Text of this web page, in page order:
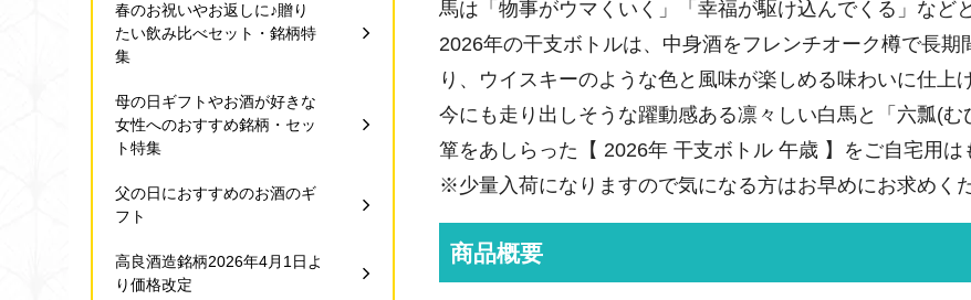
馬は「物事がウマくいく」「幸福が駆け込んでくる」など
2026年の干支ボトルは、中身酒をフレンチオーク樽で長
り、ウイスキーのような色と風味が楽しめる味わいに仕上
今にも走り出しそうな躍動感ある凛々しい白馬と「六瓢(
箪をあしらった【 2026年 干支ボトル 午歳 】をご自宅用は
※少量入荷になりますので気になる方はお早めにお求めくだ
商品概要
春のお祝いやお返しに♪贈り
たい飲み比べセット・銘柄特
集
母の日ギフトやお酒が好きな
女性へのおすすめ銘柄・セッ
ト特集
父の日におすすめのお酒のギ
フト
高良酒造銘柄2026年4月1日よ
り価格改定